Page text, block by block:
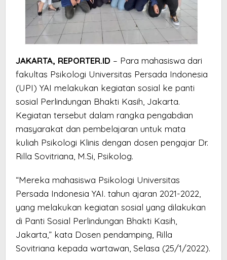
JAKARTA, REPORTER.ID – Para mahasiswa dari
fakultas Psikologi Universitas Persada Indonesia
(UPI) YAI melakukan kegiatan sosial ke panti
sosial Perlindungan Bhakti Kasih, Jakarta.
Kegiatan tersebut dalam rangka pengabdian
masyarakat dan pembelajaran untuk mata
kuliah Psikologi Klinis dengan dosen pengajar Dr.
Rilla Sovitriana, M.Si, Psikolog.
“Mereka mahasiswa Psikologi Universitas
Persada Indonesia YAI. tahun ajaran 2021-2022,
yang melakukan kegiatan sosial yang dilakukan
di Panti Sosial Perlindungan Bhakti Kasih,
Jakarta,” kata Dosen pendamping, Rilla
Sovitriana kepada wartawan, Selasa (25/1/2022).